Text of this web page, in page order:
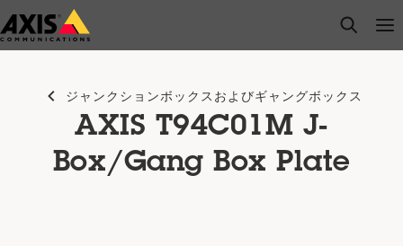
メ
イ
open
ジャンクションボックスおよびギャングボックス
AXIS T94C01M J-
Box/Gang Box Plate